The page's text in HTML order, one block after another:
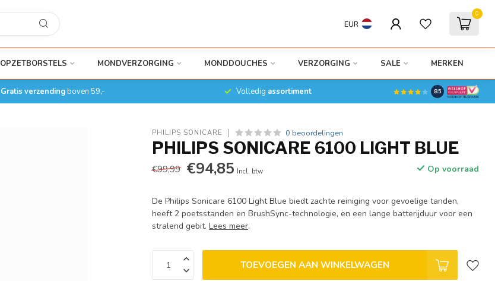
EUR
0
OPZETBORSTELS MONDVERZORGING MONDDOUCHES VERZORGING SALE MERKEN
Gratis verzendingboven 59,- Volledig assortiment 8.5
PHILIPS SONICARE 0 beoordelingen
PHILIPS SONICARE 6100 LIGHT BLUE
€99,99 €94,85 Incl. btw Op voorraad
De Philips Sonicare 6100 Light Blue biedt zachte reiniging voor gevoelige tanden,
heeft 2 poetsstanden en BrushSync-technologie, en een lange batterijduur voor een
stralend gebit.Lees meer.
TOEVOEGEN AAN WINKELWAGEN